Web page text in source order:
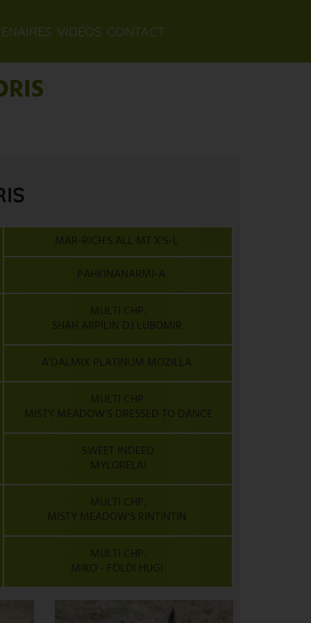
VIDÉOS CONTACT
MAR-RICH'S ALL MT X'S-L
PAHKINANARMI-A
MULTI CHP.
SHAH ARPILIN DJ LUBOMIR
A'DALMIX PLATINUM MOZILLA
MULTI CHP.
MISTY MEADOW'S DRESSED TO DANCE
SWEET INDEED
MYLORELAI
MULTI CHP.
MISTY MEADOW'S RINTINTIN
MULTI CHP.
MIKO - FOLDI HUGI